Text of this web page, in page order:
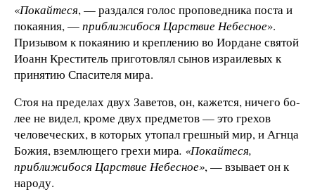
«Покайтеся, — раздался голос проповедника поста и
покаяния, —приближибося Царствие Небесное».
Призы­вом к покаянию и креплению во Иордане святой
Иоанн Креститель приготовлял сынов израилевых к
принятию Спасителя мира.
Стоя на пределах двух Заветов, он, кажется, ничего бо­
лее не видел, кроме двух предметов — это грехов
челове­ческих, в которых утопал грешный мир, и Агнца
Божия, вземлющего грехи мира. «Покайтеся,
приближибося Цар­ствие Небесное», — взывает он к
народу.